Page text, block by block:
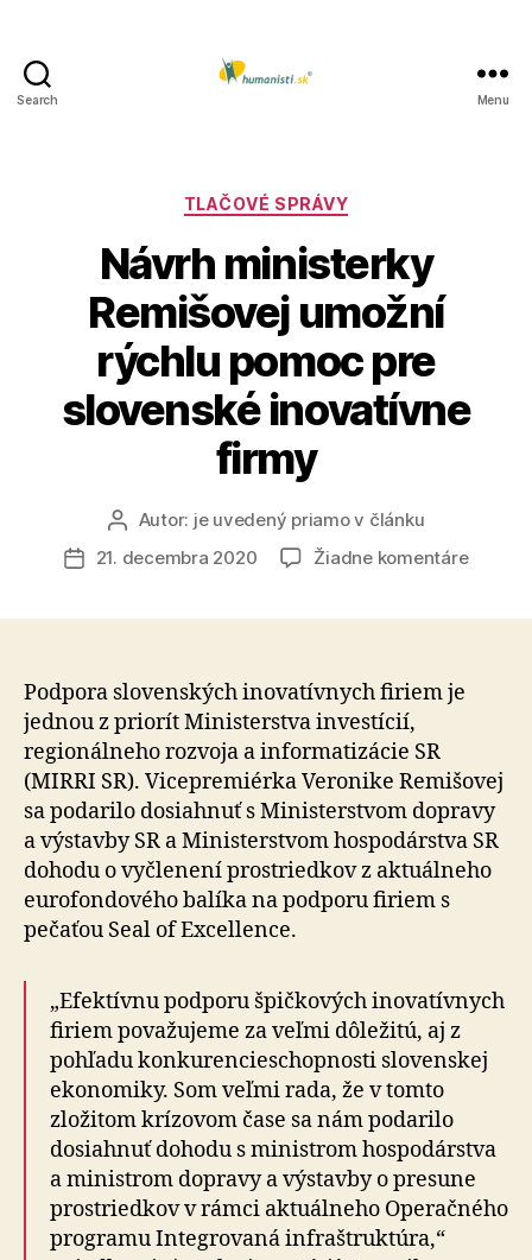
Search Menu
Kategórie
TLAČOVÉ SPRÁVY
Návrh ministerky
Remišovej umožní
rýchlu pomoc pre
slovenské inovatívne
firmy
Autor
článku
Autor: je uvedený priamo v článku
Dátum
21. decembra 2020 Žiadne komentárena
firmy
Podpora slovenských inovatívnych firiem je
jednou z priorít Ministerstva investícií,
regionálneho rozvoja a informatizácie SR
(MIRRI SR). Vicepremiérka Veronike Remišovej
sa podarilo dosiahnuť s Ministerstvom dopravy
a výstavby SR a Ministerstvom hospodárstva SR
dohodu o vyčlenení prostriedkov z aktuálneho
eurofondového balíka na podporu firiem s
pečaťou Seal of Excellence.
„Efektívnu podporu špičkových inovatívnych
firiem považujeme za veľmi dôležitú, aj z
pohľadu konkurencieschopnosti slovenskej
ekonomiky. Som veľmi rada, že v tomto
zložitom krízovom čase sa nám podarilo
dosiahnuť dohodu s ministrom hospodárstva
a ministrom dopravy a výstavby o presune
prostriedkov v rámci aktuálneho Operačného
programu Integrovaná infraštruktúra,“